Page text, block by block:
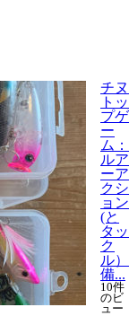
チヌ
トッ
プゲ
ー
ム：
ルア
ーア
クシ
ョン
(と
タッ
ク
ル）
備...
10件
のビ
ュー